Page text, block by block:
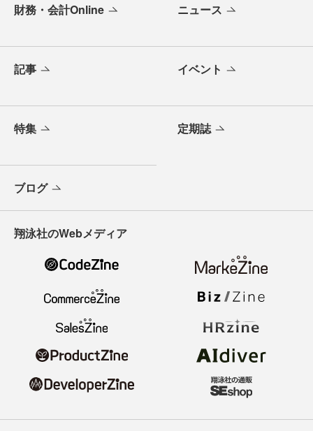
財務・会計Online ニュース
記事 イベント
特集 定期誌
ブログ
翔泳社のWebメディア